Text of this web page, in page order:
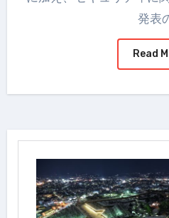
発表
Read